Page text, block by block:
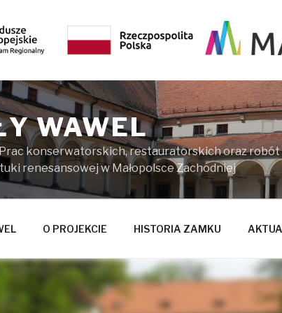
WAWEL
konserwatorskich, restauratorskich oraz
renesansowej w Małopolsce Zachodniej
O PROJEKCIE HISTORIA ZAMKU